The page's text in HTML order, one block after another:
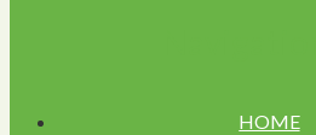
HOME